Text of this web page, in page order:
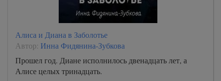
Алиса и Диана в Заболотье
Автор: Инна Фидянина-Зубкова
Прошел год. Диане исполнилось двенадцать лет, а
Алисе целых тринадцать.